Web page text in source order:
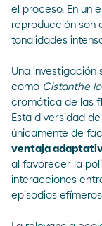
el proceso. En un
reproducción son
tonalidades
Una investigación
como Cistanthe
cromática de las
Esta diversidad
únicamente de
ventaja
al favorecer la
interacciones
episodios